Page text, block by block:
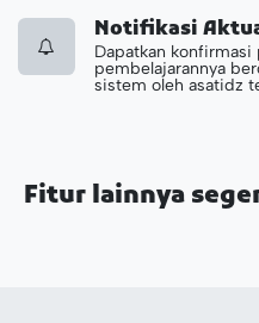
Notifikasi
Dapatkan
pembelajarannya
sistem oleh asatidz
Fitur lainnya